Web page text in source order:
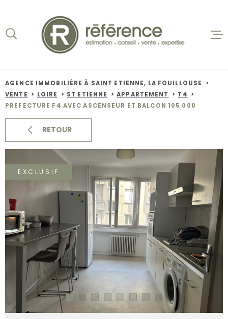
la
recherche
menu
principal
contenu
ACCUEIL
VENTES
BIENS
NOS
ALERTE
CONTACT
AGENCE IMMOBILIÈRE À SAINT ETIENNE, LA FOUILLOUSE
VENTE
LOIRE ST ETIENNE APPARTEMENT
T4
PREFECTURE F4 AVEC ASCENSEUR ET BALCON 105 000
RETOUR
EXCLUSIF